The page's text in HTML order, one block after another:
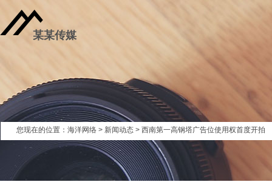
某某传媒
您现在的位置： 海洋网络 > 新闻动态 > 西南第一高钢塔广告位使用权首度开拍